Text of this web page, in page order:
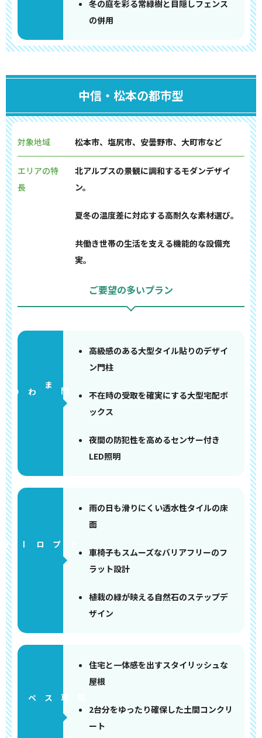
冬の庭を彩る常緑樹と目隠しフェンス
の併用
中信・松本の都市型
対象地域 松本市、塩尻市、安曇野市、大町市など
エリアの特
長
北アルプスの景観に調和するモダンデザイ
ン。
夏冬の温度差に対応する高耐久な素材選び。
共働き世帯の生活を支える機能的な設備充
実。
ご要望の多いプラン
門まわり
高級感のある大型タイル貼りのデザイ
ン門柱
不在時の受取を確実にする大型宅配ボ
ックス
夜間の防犯性を高めるセンサー付き
LED照明
アプローチ
雨の日も滑りにくい透水性タイルの床
面
車椅子もスムーズなバリアフリーのフ
ラット設計
植栽の緑が映える自然石のステップデ
ザイン
住宅と一体感を出すスタイリッシュな
屋根
2台分をゆったり確保した土間コンクリ
ート